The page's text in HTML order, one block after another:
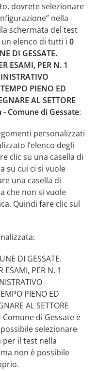
dovrete selezionare
nella
schermata del test
elenco di tutti i 0
DI GESSATE.
ESAMI, PER N. 1
PIENO ED
AL SETTORE
Comune di Gessate:
personalizzati
l’elenco degli
clic su una casella di
su cui ci si vuole
una casella di
che non si vuole
Quindi fare clic sul
DI GESSATE.
ESAMI, PER N. 1
PIENO ED
AL SETTORE
Comune di Gessate è
selezionare
il test nella
non è possibile